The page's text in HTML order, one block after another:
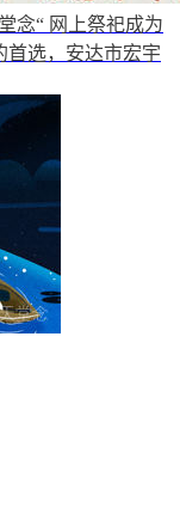
念“ 网上祭祀成为
首选，安达市宏宇